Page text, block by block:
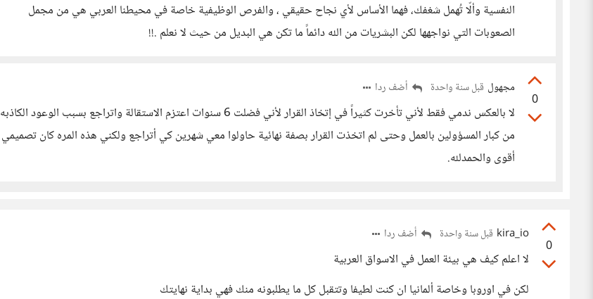
النفسية وألّا تُهمل شغفك، فهما الأساس لأي نجاح حقيقي ، والفرص الوظيفية خاصة في محيطنا العربي هي من مجمل
الصعوبات التي نواجهها لكن البشريات من الله دائماً ما تكن هي البديل من حيث لا نعلم .!!
0
مجهول قبل سنة واحدة أضف ردا
لا بالعكس ندمي فقط لأني تأخرت كثيراً في إتخاذ القرار لأني فضلت 6 سنوات اعتزم الاستقالة واتراجع بسبب الوعود الكاذبه
من كبار المسؤولين بالعمل وحتى لم اتخذت القرار بصفة نهائية حاولوا معي شهرين كي أتراجع ولكني هذه المره كان تصميمي
أقوى والحمدلله.
0
kira_io قبل سنة واحدة أضف ردا
لا اعلم كيف هي بيئة العمل في الاسواق العربية
لكن في اوروبا وخاصة ألمانيا ان كنت لطيفا وتتقبل كل ما يطلبونه منك فهي بداية نهايتك